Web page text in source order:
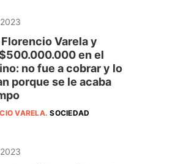
Florencio Varela y
en el
no fue a cobrar y lo
porque se le acaba
VARELA.SOCIEDAD